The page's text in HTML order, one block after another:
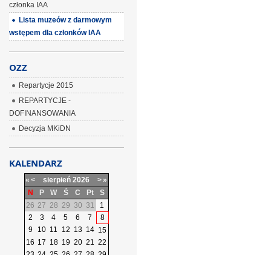
członka IAA
Lista muzeów z darmowym
wstępem dla członków IAA
OZZ
Repartycje 2015
REPARTYCJE -
DOFINANSOWANIA
Decyzja MKiDN
KALENDARZ
« < sierpień 2026 >»
N
P W Ś C Pt
S
26 27 28 29 30 31
1
2
3 4 5 6 7
8
9
10 11 12 13 14 15
16 17 18 19 20 21 22